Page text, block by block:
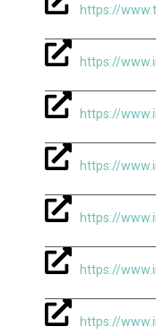
https://
https://
https://
https://
https://
https://
https://